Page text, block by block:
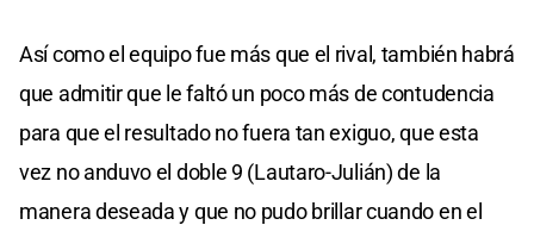
Así como el equipo fue más que el rival, también habrá
que admitir que le faltó un poco más de contudencia
para que el resultado no fuera tan exiguo, que esta
vez no anduvo el doble 9 (Lautaro-Julián) de la
manera deseada y que no pudo brillar cuando en el